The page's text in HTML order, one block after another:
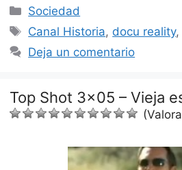
Categorías
Sociedad
Etiquetas
Canal Historia, docu reality
Deja un comentario
Top Shot 3×05 – Vieja